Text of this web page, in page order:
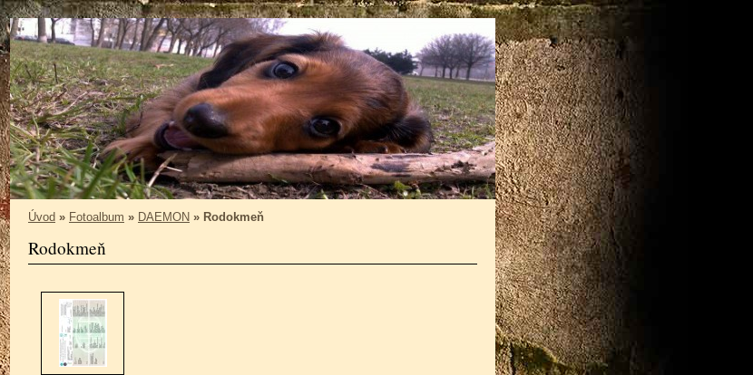
Úvod » Fotoalbum » DAEMON » Rodokmeň
Rodokmeň